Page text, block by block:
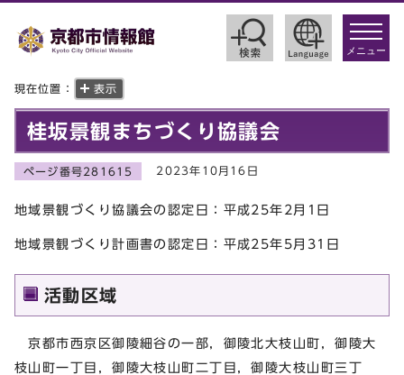
toggle
メニュー
現在位置： 表示
桂坂景観まちづくり協議会
ページ番号281615 2023年10月16日
地域景観づくり協議会の認定日：平成25年2月1日
地域景観づくり計画書の認定日：平成25年5月31日
活動区域
京都市西京区御陵細谷の一部，御陵北大枝山町，御陵大
枝山町一丁目，御陵大枝山町二丁目，御陵大枝山町三丁